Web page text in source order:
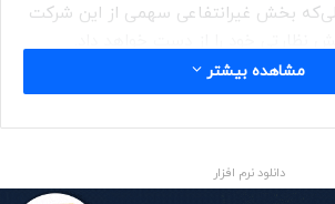
بخش غیرانتفاعی سهمی از این شرکت
بخش غیرانتفاعی OpenAI همچنان به‌طور جداگانه و با تیم رهبری
خواهد کرد و تمرکز خود را روی اجرای
مشاهده بیشتر
دانلود نرم افزار